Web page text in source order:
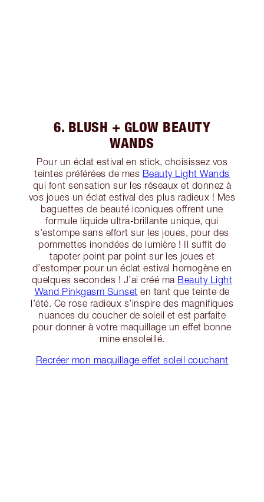
6. BLUSH + GLOW BEAUTY
WANDS
Pour un éclat estival en stick, choisissez vos
teintes préférées de mes Beauty Light Wands
qui font sensation sur les réseaux et donnez à
vos joues un éclat estival des plus radieux ! Mes
baguettes de beauté iconiques offrent une
formule liquide ultra-brillante unique, qui
s’estompe sans effort sur les joues, pour des
pommettes inondées de lumière ! Il suffit de
tapoter point par point sur les joues et
d’estomper pour un éclat estival homogène en
quelques secondes ! J’ai créé ma Beauty Light
Wand Pinkgasm Sunset en tant que teinte de
l’été. Ce rose radieux s’inspire des magnifiques
nuances du coucher de soleil et est parfaite
pour donner à votre maquillage un effet bonne
mine ensoleillé.
Recréer mon maquillage effet soleil couchant